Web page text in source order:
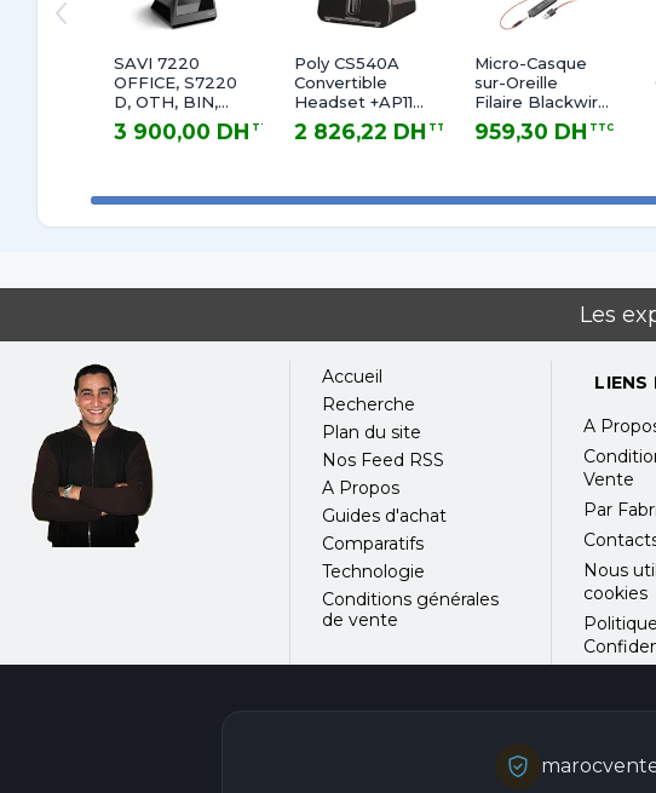
SAVI 7220
OFFICE, S7220
D, OTH, BIN,
DECT, EU
3 900,00 DH TTC
Poly CS540A
Convertible
Headset +AP11
Kit
2 826,22 DH TTC
Micro-Casque
sur-Oreille
Filaire Blackwire
3325 BW3325
USB-A
959,30 DH TTC
Les
Accueil
Recherche
Plan du site
Nos Feed RSS
A Propos
Guides d'achat
Comparatifs
Technologie
Conditions générales
de vente
LIENS
A
Vente
Par
Nous
cookies